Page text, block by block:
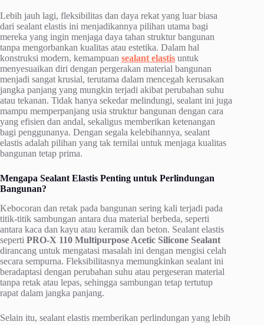
Lebih jauh lagi, fleksibilitas dan daya rekat yang luar biasa
dari sealant elastis ini menjadikannya pilihan utama bagi
mereka yang ingin menjaga daya tahan struktur bangunan
tanpa mengorbankan kualitas atau estetika. Dalam hal
konstruksi modern, kemampuan sealant elastis untuk
menyesuaikan diri dengan pergerakan material bangunan
menjadi sangat krusial, terutama dalam mencegah kerusakan
jangka panjang yang mungkin terjadi akibat perubahan suhu
atau tekanan. Tidak hanya sekedar melindungi, sealant ini juga
mampu memperpanjang usia struktur bangunan dengan cara
yang efisien dan andal, sekaligus memberikan ketenangan
bagi penggunanya. Dengan segala kelebihannya, sealant
elastis adalah pilihan yang tak ternilai untuk menjaga kualitas
bangunan tetap prima.
Mengapa Sealant Elastis Penting untuk Perlindungan
Bangunan?
Kebocoran dan retak pada bangunan sering kali terjadi pada
titik-titik sambungan antara dua material berbeda, seperti
antara kaca dan kayu atau keramik dan beton. Sealant elastis
seperti PRO-X 110 Multipurpose Acetic Silicone Sealant
dirancang untuk mengatasi masalah ini dengan mengisi celah
secara sempurna. Fleksibilitasnya memungkinkan sealant ini
beradaptasi dengan perubahan suhu atau pergeseran material
tanpa retak atau lepas, sehingga sambungan tetap tertutup
rapat dalam jangka panjang.
Selain itu, sealant elastis memberikan perlindungan yang lebih